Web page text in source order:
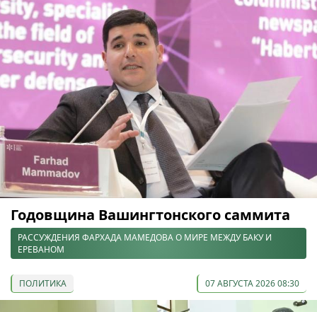
Годовщина Вашингтонского саммита
РАССУЖДЕНИЯ ФАРХАДА МАМЕДОВА О МИРЕ МЕЖДУ БАКУ И
ЕРЕВАНОМ
ПОЛИТИКА 07 АВГУСТА 2026 08:30